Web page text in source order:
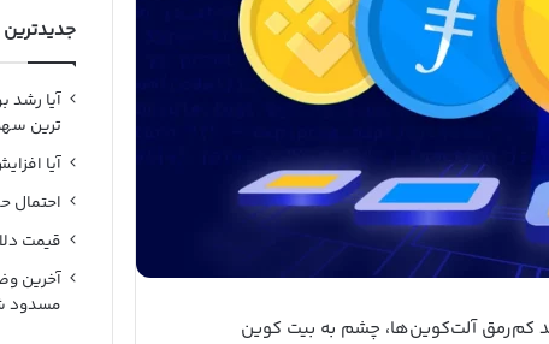
کم‌رمق آلت‌کوین‌ها، چشم به بیت کوین
جدیدترین
آیا
ترین
آیا
احتمال
قیمت دلار تا
آخرین
مسدود